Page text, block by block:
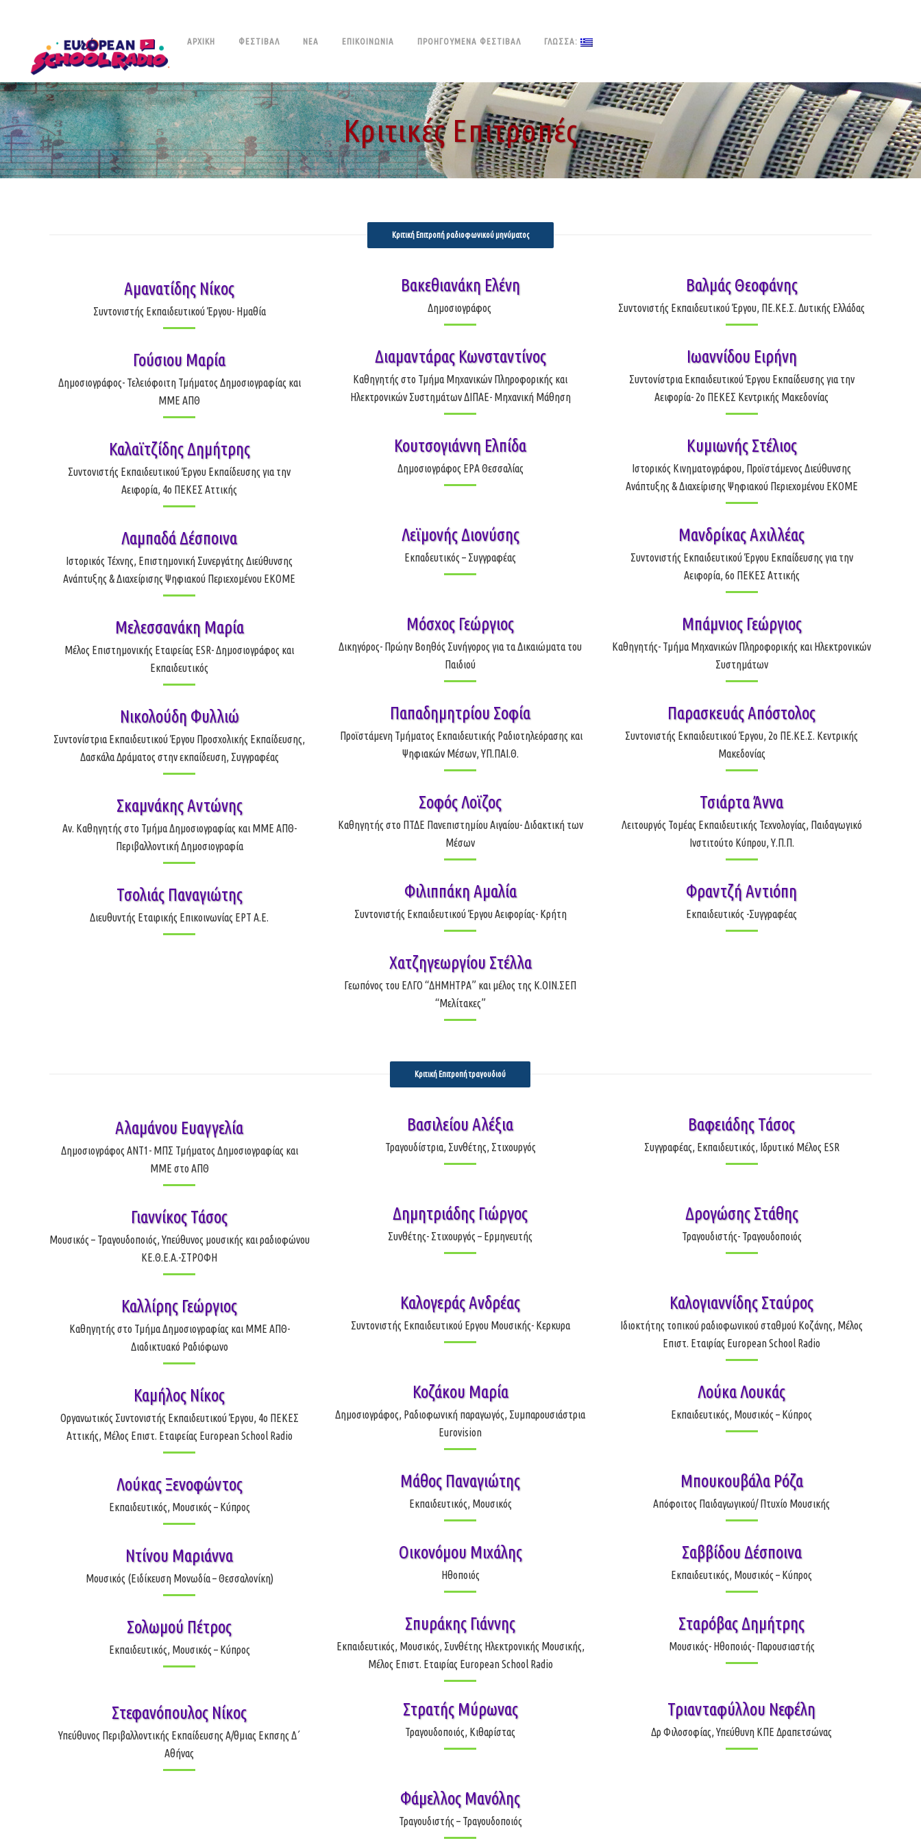
ΑΡΧΙΚΉ ΦΕΣΤΙΒΆΛ ΝΈΑ ΕΠΙΚΟΙΝΩΝΊΑ ΠΡΟΗΓΟΥΜΕΝΑ ΦΕΣΤΙΒΑΛ ΓΛΏΣΣΑ:
Κριτικές Επιτροπές
Κριτική Επιτροπή ραδιοφωνικού μηνύματος
Αμανατίδης Νίκος
Συντονιστής Εκπαιδευτικού Έργου- Ημαθία
Βακεθιανάκη Ελένη
Δημοσιογράφος
Βαλμάς Θεοφάνης
Συντονιστής Εκπαιδευτικού Έργου, ΠΕ.ΚΕ.Σ. Δυτικής Ελλάδας
Γούσιου Μαρία
Δημοσιογράφος- Τελειόφοιτη Τμήματος Δημοσιογραφίας και
ΜΜΕ ΑΠΘ
Διαμαντάρας Κωνσταντίνος
Καθηγητής στο Τμήμα Μηχανικών Πληροφορικής και
Ηλεκτρονικών Συστημάτων ΔΙΠΑΕ- Μηχανική Μάθηση
Ιωαννίδου Ειρήνη
Συντονίστρια Εκπαιδευτικού Έργου Εκπαίδευσης για την
Αειφορία- 2ο ΠΕΚΕΣ Κεντρικής Μακεδονίας
Καλαϊτζίδης Δημήτρης
Συντονιστής Εκπαιδευτικού Έργου Εκπαίδευσης για την
Αειφορία, 4ο ΠΕΚΕΣ Αττικής
Κουτσογιάννη Ελπίδα
Δημοσιογράφος ΕΡΑ Θεσσαλίας
Κυμιωνής Στέλιος
Ιστορικός Κινηματογράφου, Προϊστάμενος Διεύθυνσης
Ανάπτυξης & Διαχείρισης Ψηφιακού Περιεχομένου ΕΚΟΜΕ
Λαμπαδά Δέσποινα
Ιστορικός Τέχνης, Επιστημονική Συνεργάτης Διεύθυνσης
Ανάπτυξης & Διαχείρισης Ψηφιακού Περιεχομένου ΕΚΟΜΕ
Λεϊμονής Διονύσης
Εκπαδευτικός – Συγγραφέας
Μανδρίκας Αχιλλέας
Συντονιστής Εκπαιδευτικού Έργου Εκπαίδευσης για την
Αειφορία, 6ο ΠΕΚΕΣ Αττικής
Μελεσσανάκη Μαρία
Μέλος Επιστημονικής Εταιρείας ESR- Δημοσιογράφος και
Εκπαιδευτικός
Μόσχος Γεώργιος
Δικηγόρος- Πρώην Βοηθός Συνήγορος για τα Δικαιώματα του
Παιδιού
Μπάμνιος Γεώργιος
Καθηγητής- Τμήμα Μηχανικών Πληροφορικής και Ηλεκτρονικών
Συστημάτων
Νικολούδη Φυλλιώ
Συντονίστρια Εκπαιδευτικού Έργου Προσχολικής Εκπαίδευσης,
Δασκάλα Δράματος στην εκπαίδευση, Συγγραφέας
Παπαδημητρίου Σοφία
Προϊστάμενη Τμήματος Εκπαιδευτικής Ραδιοτηλεόρασης και
Ψηφιακών Μέσων, ΥΠ.ΠΑΙ.Θ.
Παρασκευάς Απόστολος
Συντονιστής Εκπαιδευτικού Έργου, 2ο ΠΕ.ΚΕ.Σ. Κεντρικής
Μακεδονίας
Σκαμνάκης Αντώνης
Αν. Καθηγητής στο Τμήμα Δημοσιογραφίας και ΜΜΕ ΑΠΘ-
Περιβαλλοντική Δημοσιογραφία
Σοφός Λοϊζος
Καθηγητής στο ΠΤΔΕ Πανεπιστημίου Αιγαίου- Διδακτική των
Μέσων
Τσιάρτα Άννα
Λειτουργός Τομέας Εκπαιδευτικής Τεχνολογίας, Παιδαγωγικό
Ινστιτούτο Κύπρου, Υ.Π.Π.
Τσολιάς Παναγιώτης
Διευθυντής Εταιρικής Επικοινωνίας ΕΡΤ Α.Ε.
Φιλιππάκη Αμαλία
Συντονιστής Εκπαιδευτικού Έργου Αειφορίας- Κρήτη
Φραντζή Αντιόπη
Εκπαιδευτικός -Συγγραφέας
Χατζηγεωργίου Στέλλα
Γεωπόνος του ΕΛΓΟ “ΔΗΜΗΤΡΑ” και μέλος της Κ.ΟΙΝ.ΣΕΠ
“Μελίτακες”
Κριτική Επιτροπή τραγουδιού
Αλαμάνου Ευαγγελία
Δημοσιογράφος ANT1- ΜΠΣ Τμήματος Δημοσιογραφίας και
ΜΜΕ στο ΑΠΘ
Βασιλείου Αλέξια
Τραγουδίστρια, Συνθέτης, Στιχουργός
Βαφειάδης Τάσος
Συγγραφέας, Εκπαιδευτικός, Ιδρυτικό Μέλος ESR
Γιαννίκος Τάσος
Μουσικός – Τραγουδοποιός, Υπεύθυνος μουσικής και ραδιοφώνου
ΚΕ.Θ.Ε.Α.-ΣΤΡΟΦΗ
Δημητριάδης Γιώργος
Συνθέτης- Στιχουργός – Ερμηνευτής
Δρογώσης Στάθης
Τραγουδιστής- Τραγουδοποιός
Καλλίρης Γεώργιος
Καθηγητής στο Τμήμα Δημοσιογραφίας και ΜΜΕ ΑΠΘ-
Διαδικτυακό Ραδιόφωνο
Καλογεράς Ανδρέας
Συντονιστής Εκπαιδευτικού Εργου Μουσικής- Κερκυρα
Καλογιαννίδης Σταύρος
Ιδιοκτήτης τοπικού ραδιοφωνικού σταθμού Κοζάνης, Μέλος
Επιστ. Εταιρίας European School Radio
Καμήλος Νίκος
Οργανωτικός Συντονιστής Εκπαιδευτικού Έργου, 4ο ΠΕΚΕΣ
Αττικής, Μέλος Επιστ. Εταιρείας European School Radio
Κοζάκου Μαρία
Δημοσιογράφος, Ραδιοφωνική παραγωγός, Συμπαρουσιάστρια
Eurovision
Λούκα Λουκάς
Εκπαιδευτικός, Μουσικός – Κύπρος
Λούκας Ξενοφώντος
Εκπαιδευτικός, Μουσικός – Κύπρος
Μάθος Παναγιώτης
Εκπαιδευτικός, Μουσικός
Μπουκουβάλα Ρόζα
Απόφοιτος Παιδαγωγικού/ Πτυχίο Μουσικής
Ντίνου Μαριάννα
Μουσικός (Ειδίκευση Μονωδία – Θεσσαλονίκη)
Οικονόμου Μιχάλης
Ηθοποιός
Σαββίδου Δέσποινα
Εκπαιδευτικός, Μουσικός – Κύπρος
Σολωμού Πέτρος
Εκπαιδευτικός, Μουσικός – Κύπρος
Σπυράκης Γιάννης
Εκπαιδευτικός, Μουσικός, Συνθέτης Ηλεκτρονικής Μουσικής,
Μέλος Επιστ. Εταιρίας European School Radio
Σταρόβας Δημήτρης
Μουσικός- Ηθοποιός- Παρουσιαστής
Στεφανόπουλος Νίκος
Υπεύθυνος Περιβαλλοντικής Εκπαίδευσης Α/θμιας Εκπσης Δ΄
Αθήνας
Στρατής Μύρωνας
Τραγουδοποιός, Κιθαρίστας
Τριανταφύλλου Νεφέλη
Δρ Φιλοσοφίας, Υπεύθυνη ΚΠΕ Δραπετσώνας
Φάμελλος Μανόλης
Τραγουδιστής – Τραγουδοποιός